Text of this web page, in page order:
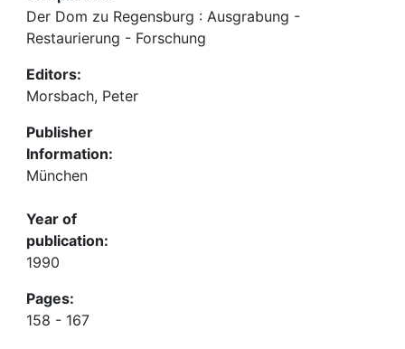
Der Dom zu Regensburg : Ausgrabung -
Restaurierung - Forschung
Editors:
Morsbach, Peter
Publisher
Information:
München
Year of
publication:
1990
Pages:
158 - 167